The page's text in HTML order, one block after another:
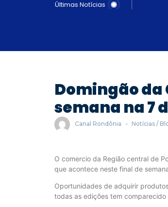
Últimas Notícias
Domingão da
semana na 7
Canal Rondônia - Notícias /
O comercio da Região central de
que acontece neste final de
Oportunidades de adquirir
todas as edições tem